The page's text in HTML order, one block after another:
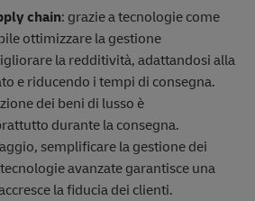
chain: grazie a tecnologie come
ottimizzare la gestione
la redditività, adattandosi alla
e riducendo i tempi di consegna.
dei beni di lusso è
durante la consegna.
semplificare la gestione dei
avanzate garantisce una
la fiducia dei clienti.